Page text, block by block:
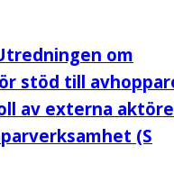
om
stöd till
av externa
(S